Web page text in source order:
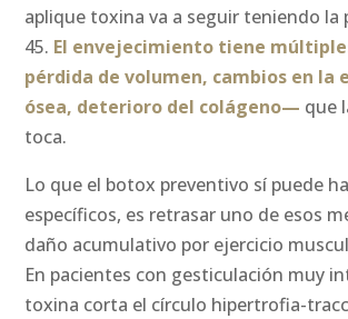
aplique toxina va a seguir teniendo la
45. El envejecimiento tiene
pérdida de volumen, cambios en la
ósea, deterioro del colágeno— que
toca.
Lo que el botox preventivo sí puede
específicos, es retrasar uno de esos
daño acumulativo por ejercicio
En pacientes con gesticulación muy
toxina corta el círculo hipertrofia-